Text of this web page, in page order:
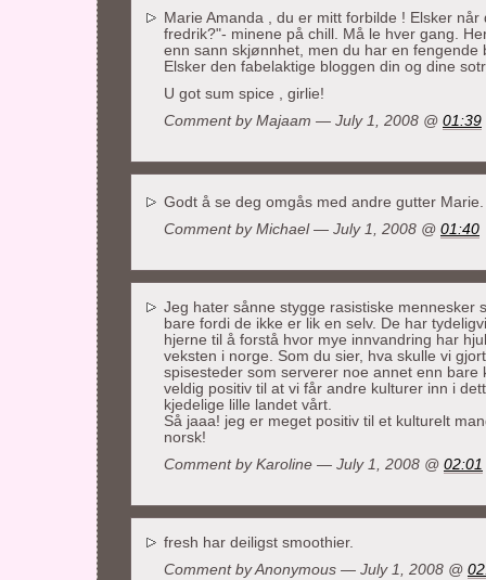
Marie Amanda , du er mitt forbilde ! Elsker
fredrik?"- minene på chill. Må le hver gang.
enn sann skjønnhet, men du har en fengende
Elsker den fabelaktige bloggen din og dine
U got sum spice , girlie!
Comment by Majaam — July 1, 2008 @ 01:39
Godt å se deg omgås med andre gutter
Comment by Michael — July 1, 2008 @ 01:40
Jeg hater sånne stygge rasistiske mennesker
bare fordi de ikke er lik en selv. De har
hjerne til å forstå hvor mye innvandring har
veksten i norge. Som du sier, hva skulle vi
spisesteder som serverer noe annet enn bare
veldig positiv til at vi får andre kulturer inn i
kjedelige lille landet vårt.
Så jaaa! jeg er meget positiv til et kulturelt
norsk!
Comment by Karoline — July 1, 2008 @ 02:01
fresh har deiligst smoothier.
Comment by Anonymous — July 1, 2008 @